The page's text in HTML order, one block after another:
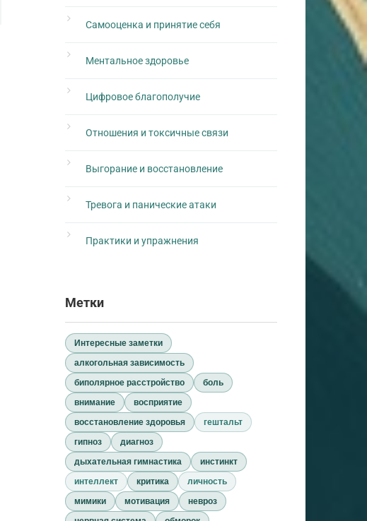
Самооценка и принятие себя
Ментальное здоровье
Цифровое благополучие
Отношения и токсичные связи
Выгорание и восстановление
Тревога и панические атаки
Практики и упражнения
Метки
Интересные заметки
алкогольная зависимость
биполярное расстройство
боль
внимание
восприятие
восстановление здоровья
гештальт
гипноз
диагноз
дыхательная гимнастика
инстинкт
интеллект
критика
личность
мимики
мотивация
невроз